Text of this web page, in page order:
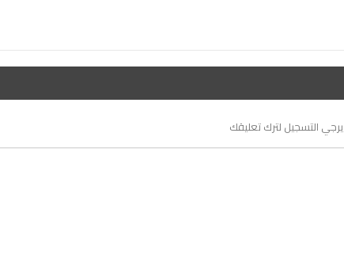
يرجي التسجيل لترك تعليقك